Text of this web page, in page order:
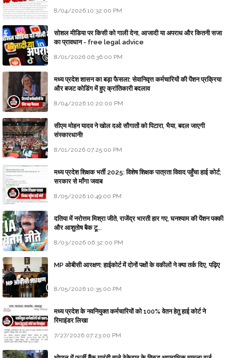
8/04/2026 10:32:00 PM
सोशल मीडिया पर किसी को गाली देना, आजादी या अपराध और कितनी सजा
का प्रावधान - free legal advice
8/01/2026 06:36:00 PM
मध्य प्रदेश शासन का बड़ा फैसला: सेवानिवृत्त कर्मचारियों की पेंशन प्रक्रिया
और बजट कोडिंग में हुए क्रांतिकारी बदलाव
8/04/2026 10:20:00 PM
सीएम मोहन यादव ने खोल दओ सौगातों को पिटारा, भैया, बदल जाएगी
संस्कारधानी!
8/01/2026 07:25:00 PM
मध्य प्रदेश शिक्षक भर्ती 2025: विशेष शिक्षक पात्रता विवाद पहुँचा हाई कोर्ट;
सरकार से माँगा जवाब
8/05/2026 10:49:00 PM
दतिया में नरोत्तम मिश्रा जीते, राजेंद्र भारती हार गए, घनश्याम की पेंशन पक्की
और आशुतोष बैक टू...
8/03/2026 06:32:00 PM
MP ओबीसी आरक्षण: हाईकोर्ट में दोनों पक्षों के वकीलों ने क्या तर्क दिए, पढ़िए
8/05/2026 10:35:00 PM
मध्य प्रदेश के नवनियुक्त कर्मचारियों को 100% वेतन हेतु हाई कोर्ट ने
रिमाइंडर लिखा
7/27/2026 07:23:00 PM